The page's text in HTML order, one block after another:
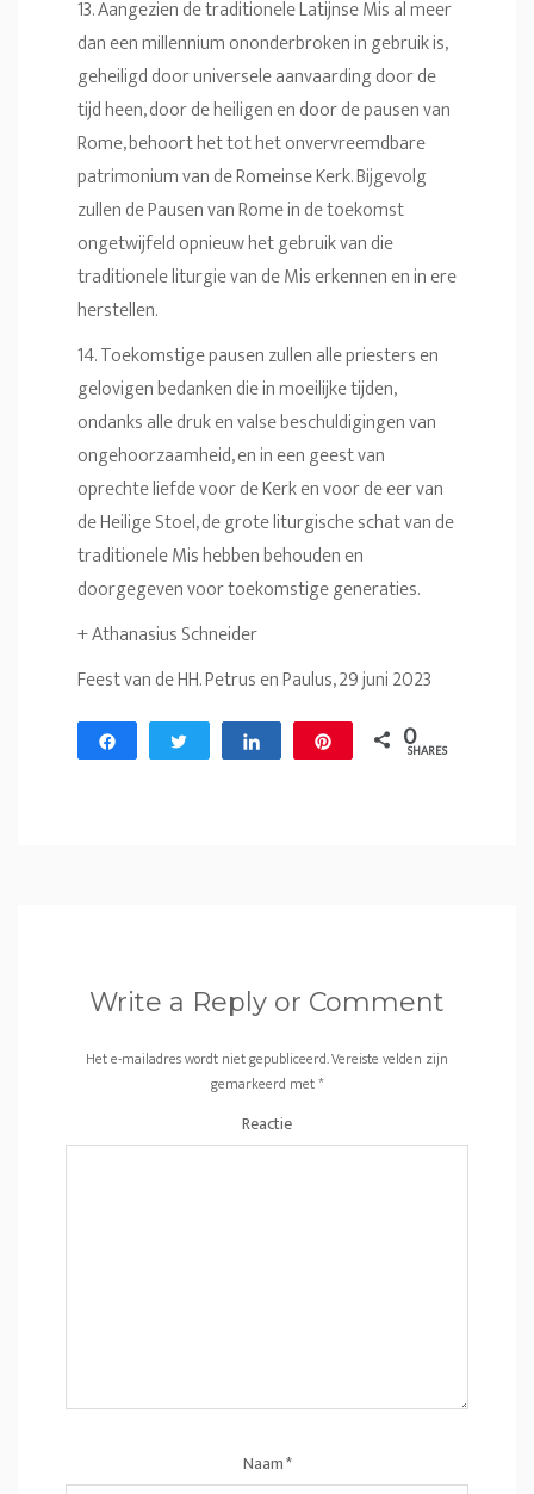
13. Aangezien de traditionele Latijnse Mis al meer
dan een millennium ononderbroken in gebruik is,
geheiligd door universele aanvaarding door de
tijd heen, door de heiligen en door de pausen van
Rome, behoort het tot het onvervreemdbare
patrimonium van de Romeinse Kerk. Bijgevolg
zullen de Pausen van Rome in de toekomst
ongetwijfeld opnieuw het gebruik van die
traditionele liturgie van de Mis erkennen en in ere
herstellen.
14. Toekomstige pausen zullen alle priesters en
gelovigen bedanken die in moeilijke tijden,
ondanks alle druk en valse beschuldigingen van
ongehoorzaamheid, en in een geest van
oprechte liefde voor de Kerk en voor de eer van
de Heilige Stoel, de grote liturgische schat van de
traditionele Mis hebben behouden en
doorgegeven voor toekomstige generaties.
+ Athanasius Schneider
Feest van de HH. Petrus en Paulus, 29 juni 2023
Share Tweet Share 0
SHARES
Write a Reply or Comment
Het e-mailadres wordt niet gepubliceerd.Vereiste velden zijn
gemarkeerd met*
Reactie
Naam*